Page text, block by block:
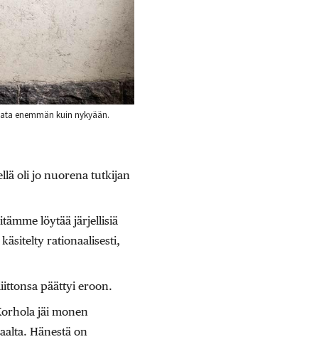
enemmän kuin nykyään.
oli jo nuorena tutkijan
löytää järjellisiä
rationaalisesti,
päättyi eroon.
jäi monen
Hänestä on